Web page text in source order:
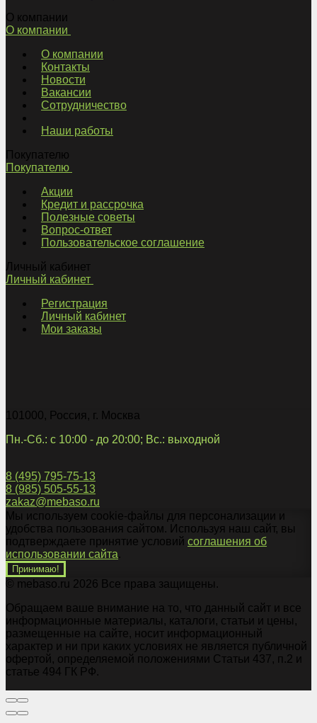
О компании
О компании
О компании
Контакты
Новости
Вакансии
Сотрудничество
Наши работы
Покупателю
Покупателю
Акции
Кредит и рассрочка
Полезные советы
Вопрос-ответ
Пользовательское соглашение
Личный кабинет
Личный кабинет
Регистрация
Личный кабинет
Мои заказы
101000, Россия , г. Москва
Пн.-Сб.: с 10:00 - до 20:00; Вс.: выходной
8 (495) 795-75-13
8 (985) 505-55-13
zakaz@mebaso.ru
Мы используем cookie-файлы для персонализации и
удобства пользования сайтом. Используя наш сайт, вы
подтверждаете принятие условий соглашения об
использовании сайта.
Принимаю!
© mebaso.ru 2026 Все права защищены.
Обращаем ваше внимание на то, что данный сайт и все
информационные материалы, каталоги, статьи и цены,
размещенные на сайте, носит информационный
характер и ни при каких условиях не является публичной
офертой, определяемой положениями Статьи 437, п.2 и
статье 494 ГК РФ.